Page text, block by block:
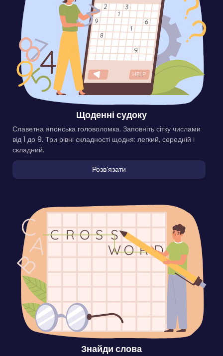
Щоденні судоку
Славетна японська головоломка. Заповніть сітку числами
від 1 до 9. Три рівні складності щодня: легкий, середній і
складний.
Розвʼязати
Знайди слова